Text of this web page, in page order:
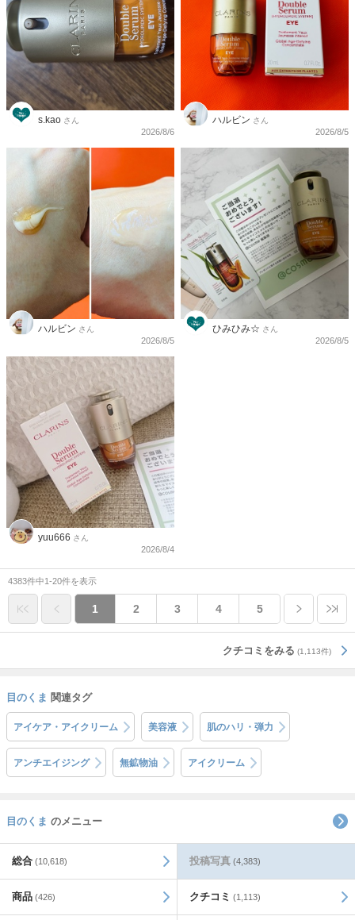
s.kao さん
2026/8/6
ハルビン さん
2026/8/5
ハルビン さん
2026/8/5
ひみひみ☆ さん
2026/8/5
yuu666 さん
2026/8/4
4383件中1-20件を表示
1 2 3 4 5
クチコミをみる (1,113件)
目のくま 関連タグ
アイケア・アイクリーム 美容液 肌のハリ・弾力
アンチエイジング 無鉱物油 アイクリーム
目のくま のメニュー
総合 (10,618) 投稿写真 (4,383)
商品 (426) クチコミ (1,113)